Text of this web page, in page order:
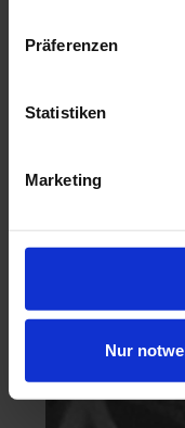
Präferenzen
Statistiken
Marketing
Nur
Hochästhetisches,